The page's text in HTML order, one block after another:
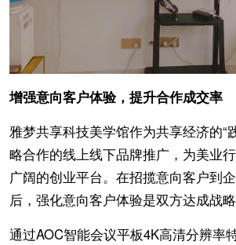
增强意向客户体验，提升合作成交率
雅梦共享科技美学馆作为共享经济的“
略合作的线上线下品牌推广，为美业
广阔的创业平台。在招揽意向客户到
后，强化意向客户体验是双方达成战略
通过AOC智能会议平板4K高清分辨率